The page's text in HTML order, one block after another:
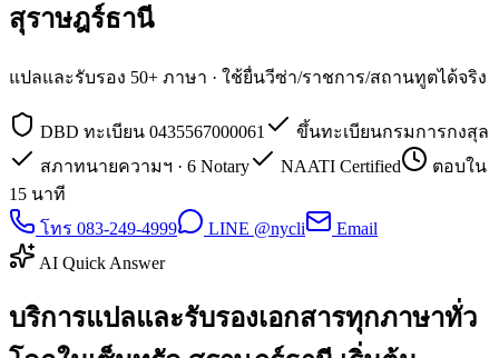
สุราษฎร์ธานี
แปลและรับรอง 50+ ภาษา · ใช้ยื่นวีซ่า/ราชการ/สถานทูตได้จริง
DBD ทะเบียน 0435567000061
ขึ้นทะเบียนกรมการกงสุล
สภาทนายความฯ · 6 Notary
NAATI Certified
ตอบใน
15 นาที
โทร 083-249-4999
LINE @nycli
Email
AI Quick Answer
บริการแปลและรับรองเอกสารทุกภาษาทั่ว